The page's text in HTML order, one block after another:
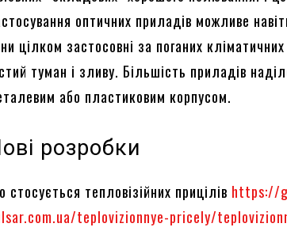
оптичних приладів можливе
цілком застосовні за поганих
туман і зливу. Більшість приладів
або пластиковим корпусом.
розробки
стосується тепловізійних прицілів https://
teplovizionnye-pricely/